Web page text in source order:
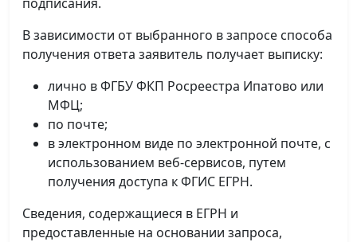
В зависимости от выбранного в запросе способа
получения ответа заявитель получает выписку:
лично в ФГБУ ФКП Росреестра Ипатово или
МФЦ;
по почте;
в электронном виде по электронной почте, с
использованием веб-сервисов, путем
получения доступа к ФГИС ЕГРН.
Сведения, содержащиеся в ЕГРН и
предоставленные на основании запроса,